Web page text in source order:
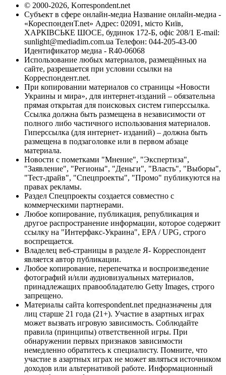
© 2000-2026, Korrespondent.net
Субъект в сфере онлайн-медиа Название онлайн-медиа -
«КореспонденТ.net» Адрес: 02091, місто Київ,
ХАРКІВСЬКЕ ШОСЕ, будинок 172-Б, офіс 208/1 E-mail:
sunlight@mediadim.com.ua Телефон: 044-205-43-00
Идентификатор медиа - R40-06068
Использование любых материалов, размещённых на
сайте, разрешается при условии ссылки на
Корреспондент.net.
При копировании материалов со страницы «Новости
Украины и мира», для интернет-изданий – обязательна
прямая открытая для поисковых систем гиперссылка.
Ссылка должна быть размещена в независимости от
полного либо частичного использования материалов.
Гиперссылка (для интернет- изданий) – должна быть
размещена в подзаголовке или в первом абзаце
материала.
Новости с пометками "Мнение", "Экспертиза",
"Заявление", "Регионы", "Деньги", "Власть", "Выборы",
"Тест-драйв", "Спецпроекты", "Промо" публикуются на
правах рекламы.
Раздел Спецпроекты создается совместно с
коммерческими партнерами.
Любое копирование, публикация, републикация и
другое распространение информации, которое содержит
ссылку на "Интерфакс-Украина", EPA / UPG, строго
воспрещается.
Владелец веб-страницы в разделе Я- Корреспондент
является автор публикации.
Любое копирование, перепечатка и воспроизведение
фотографий и/или аудиовизуальных материалов,
принадлежащих правообладателю Getty Images, строго
запрещено.
Материалы сайта korrespondent.net предназначены для
лиц старше 21 года (21+). Участие в азартных играх
может вызвать игровую зависимость. Соблюдайте
правила (принципы) ответственной игры. При
обнаружении первых признаков зависимости
немедленно обратитесь к специалисту. Помните, что
участие в азартных играх не может являться источником
доходов или альтернативой работе. Информационный